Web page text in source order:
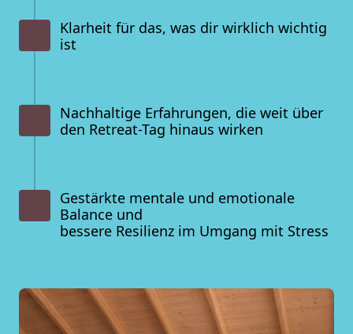
Klarheit für das, was dir wirklich wichtig
ist
Nachhaltige Erfahrungen, die weit über
den Retreat-Tag hinaus wirken
Gestärkte mentale und emotionale
Balance und
bessere Resilienz im Umgang mit Stress